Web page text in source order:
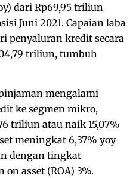
dari Rp69,95 triliun
Juni 2021. Capaian laba
penyaluran kredit secara
triliun, tumbuh
mengalami
ke segmen mikro,
triliun atau naik 15,07%
meningkat 6,37% yoy
dengan tingkat
asset (ROA) 3%.